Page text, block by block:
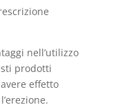
nell’utilizzo
prodotti
effetto